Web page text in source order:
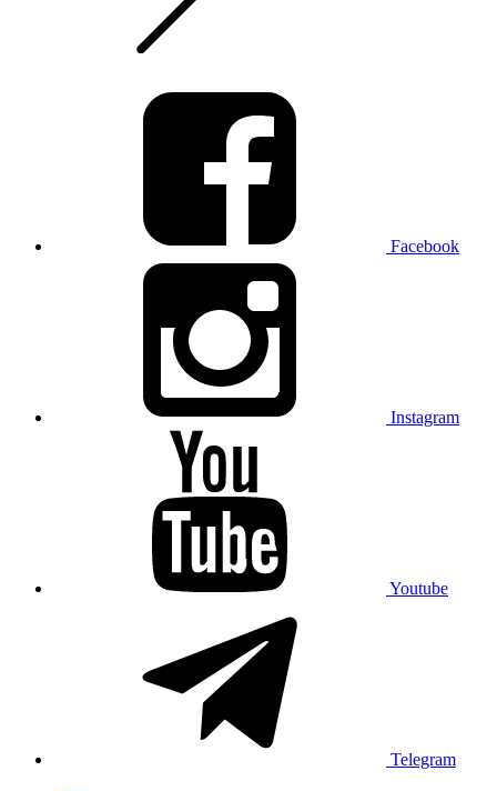
Facebook
Instagram
Youtube
Telegram